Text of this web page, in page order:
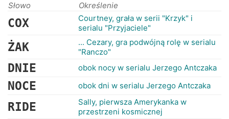
RANKINGI
Słowo Określenie
COX
Courtney, grała w serii "Krzyk" i
serialu "Przyjaciele"
ŻAK
... Cezary, gra podwójną rolę w serialu
"Ranczo"
DNIE obok nocy w serialu Jerzego Antczaka
NOCE obok dni w serialu Jerzego Antczaka
RIDE
Sally, pierwsza Amerykanka w
przestrzeni kosmicznej